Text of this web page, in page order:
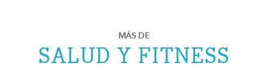
MÁS DE
SALUD Y FITNESS